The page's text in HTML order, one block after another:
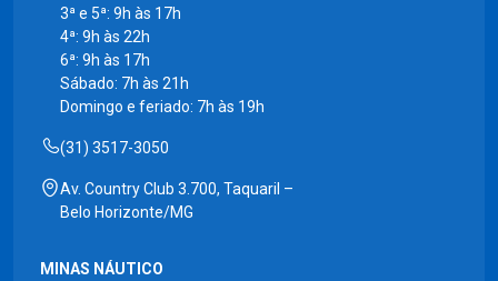
3ª e 5ª: 9h às 17h
4ª: 9h às 22h
6ª: 9h às 17h
Sábado: 7h às 21h
Domingo e feriado: 7h às 19h
(31) 3517-3050
Av. Country Club 3.700, Taquaril –
Belo Horizonte/MG
MINAS NÁUTICO